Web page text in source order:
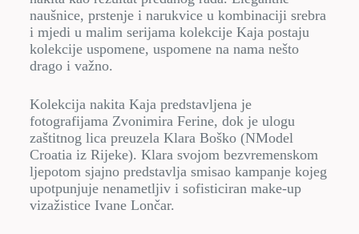
naušnice, prstenje i narukvice u kombinaciji srebra
i mjedi u malim serijama kolekcije Kaja postaju
kolekcije uspomene, uspomene na nama nešto
drago i važno.
Kolekcija nakita Kaja predstavljena je
fotografijama Zvonimira Ferine, dok je ulogu
zaštitnog lica preuzela Klara Boško (NModel
Croatia iz Rijeke). Klara svojom bezvremenskom
ljepotom sjajno predstavlja smisao kampanje kojeg
upotpunjuje nenametljiv i sofisticiran make-up
vizažistice Ivane Lončar.